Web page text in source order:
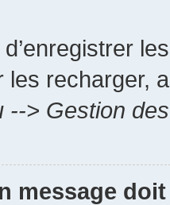
les recharger,
--> Gestion
message